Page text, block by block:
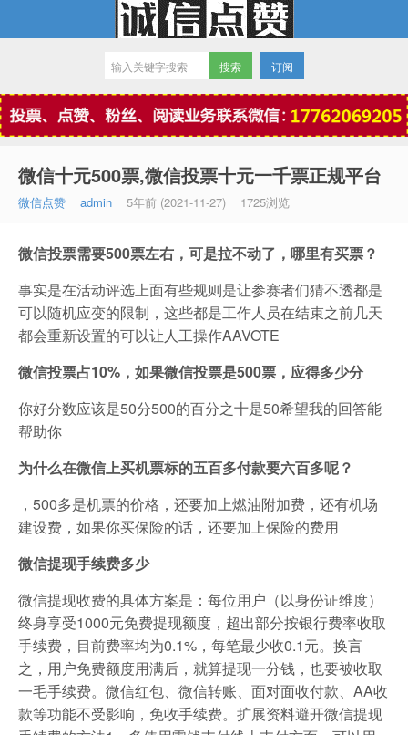
微信点赞
订阅
微信十元500票,微信投票十元一千票正规平台
微信点赞 admin 5年前 (2021-11-27) 1725浏览
微信投票需要500票左右，可是拉不动了，哪里有买票？
事实是在活动评选上面有些规则是让参赛者们猜不透都是
可以随机应变的限制，这些都是工作人员在结束之前几天
都会重新设置的可以让人工操作AAVOTE
微信投票占10%，如果微信投票是500票，应得多少分
你好分数应该是50分500的百分之十是50希望我的回答能
帮助你
为什么在微信上买机票标的五百多付款要六百多呢？
，500多是机票的价格，还要加上燃油附加费，还有机场
建设费，如果你买保险的话，还要加上保险的费用
微信提现手续费多少
微信提现收费的具体方案是：每位用户（以身份证维度）
终身享受1000元免费提现额度，超出部分按银行费率收取
手续费，目前费率均为0.1%，每笔最少收0.1元。换言
之，用户免费额度用满后，就算提现一分钱，也要被收取
一毛手续费。微信红包、微信转账、面对面收付款、AA收
款等功能不受影响，免收手续费。扩展资料避开微信提现